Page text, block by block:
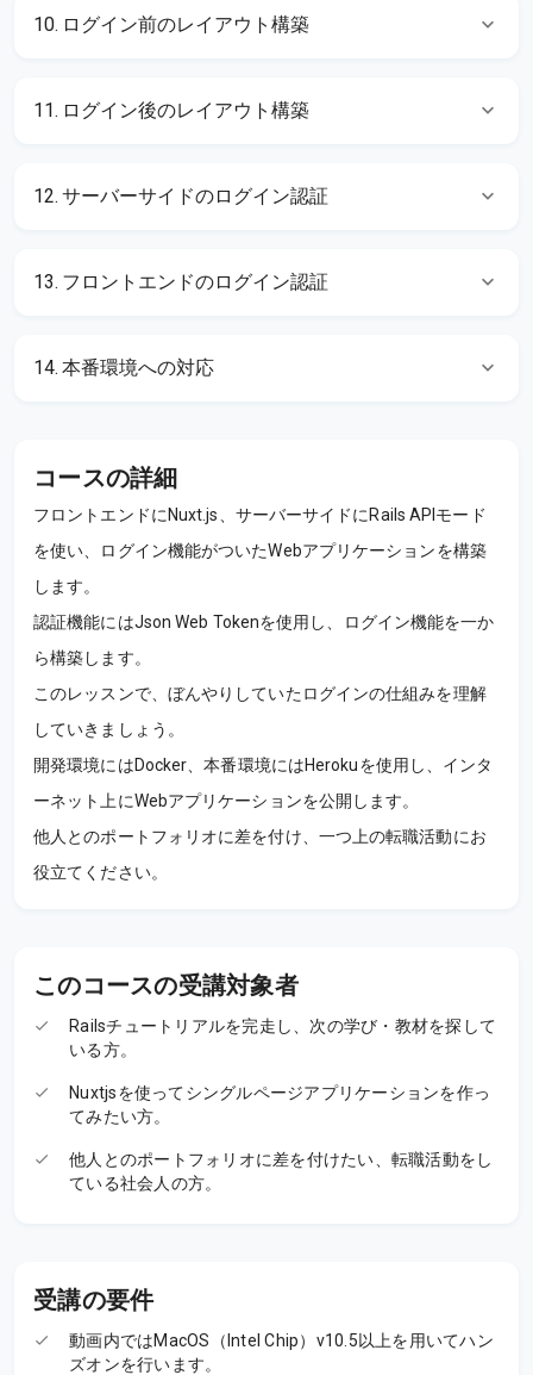
10. ログイン前のレイアウト構築
11. ログイン後のレイアウト構築
12. サーバーサイドのログイン認証
13. フロントエンドのログイン認証
14. 本番環境への対応
コースの詳細
フロントエンドにNuxt.js、サーバーサイドにRails APIモード
を使い、ログイン機能がついたWebアプリケーションを構築
します。
認証機能にはJson Web Tokenを使用し、ログイン機能を一か
ら構築します。
このレッスンで、ぼんやりしていたログインの仕組みを理解
していきましょう。
開発環境にはDocker、本番環境にはHerokuを使用し、インタ
ーネット上にWebアプリケーションを公開します。
他人とのポートフォリオに差を付け、一つ上の転職活動にお
役立てください。
このコースの受講対象者
Railsチュートリアルを完走し、次の学び・教材を探して
いる方。
Nuxtjsを使ってシングルページアプリケーションを作っ
てみたい方。
他人とのポートフォリオに差を付けたい、転職活動をし
ている社会人の方。
受講の要件
動画内ではMacOS（Intel Chip）v10.5以上を用いてハン
ズオンを行います。